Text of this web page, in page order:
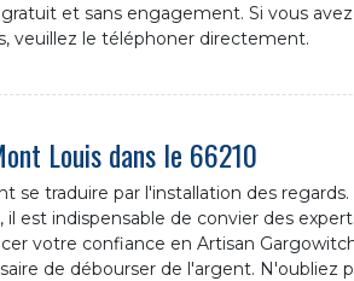
et sans engagement. Si vous
veuillez le téléphoner directement.
Louis dans le 66210
se traduire par l'installation des
est indispensable de convier des
votre confiance en Artisan
de débourser de l'argent. N'oubliez